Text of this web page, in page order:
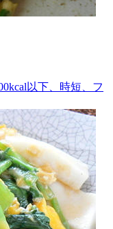
以下、時短、フ